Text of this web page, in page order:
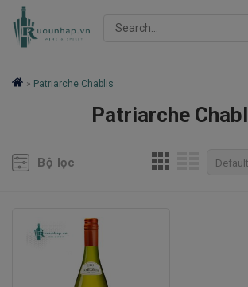
Skip
Search
» Patriarche Chablis
Patriarche
Bộ lọc